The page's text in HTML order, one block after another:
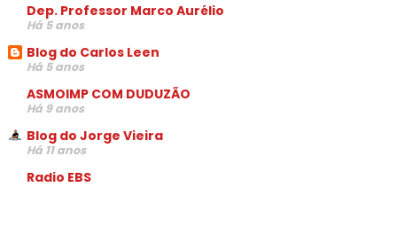
Dep. Professor Marco Aurélio
Há 5 anos
Blog do Carlos Leen
Há 5 anos
ASMOIMP COM DUDUZÃO
Há 9 anos
Blog do Jorge Vieira
Há 11 anos
Radio EBS